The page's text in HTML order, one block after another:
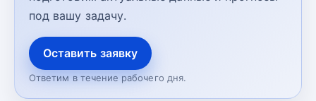
под вашу задачу.
Оставить заявку
Ответим в течение рабочего дня.